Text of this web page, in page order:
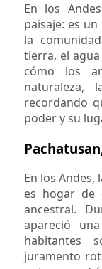
En los
paisaje: es
la
tierra, el
cómo los
naturaleza,
recordando
poder y su
En los
es hogar de
ancestral.
apareció
habitantes
juramento